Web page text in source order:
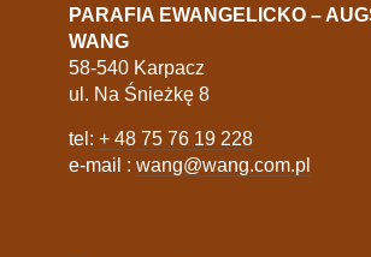
PARAFIA EWANGELICKO –
WANG
58-540 Karpacz
ul. Na Śnieżkę 8
tel: + 48 75 76 19 228
e-mail : wang@wang.com.pl